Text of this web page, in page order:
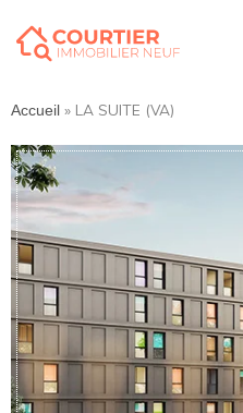
Accueil » LA SUITE (VA)